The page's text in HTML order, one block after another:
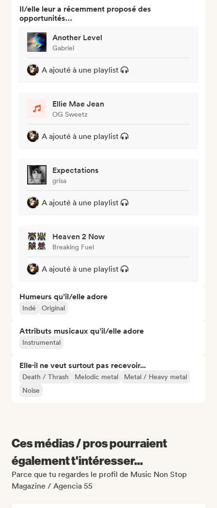
Il/elle leur a récemment proposé des
opportunités…
Another Level
Gabriel
A ajouté à une playlist
Ellie Mae Jean
OG Sweetz
A ajouté à une playlist
Expectations
grisa
A ajouté à une playlist
Heaven 2 Now
Breaking Fuel
A ajouté à une playlist
Humeurs qu’il/elle adore
Indé Original
Attributs musicaux qu’il/elle adore
Instrumental
Elle·il ne veut surtout pas recevoir...
Death / Thrash Melodic metal
Metal / Heavy metal
Noise
Ces médias / pros pourraient
également t'intéresser...
Parce que tu regardes le profil de Music Non Stop
Magazine / Agencia 55